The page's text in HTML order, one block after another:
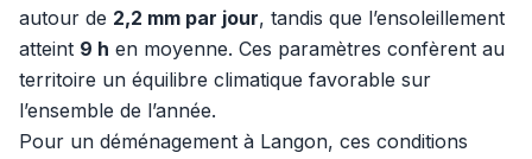
autour de 2,2 mm par jour, tandis que l’ensoleillement
atteint 9 h en moyenne. Ces paramètres confèrent au
territoire un équilibre climatique favorable sur
l’ensemble de l’année.
Pour un déménagement à Langon, ces conditions